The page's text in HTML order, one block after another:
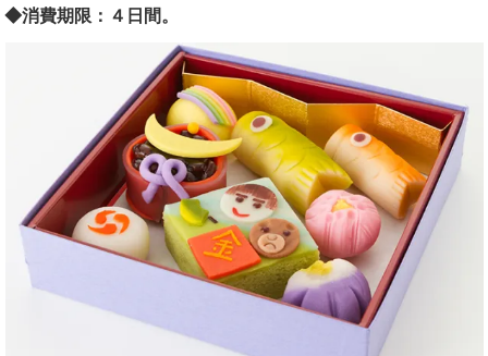
◆消費期限：４日間。